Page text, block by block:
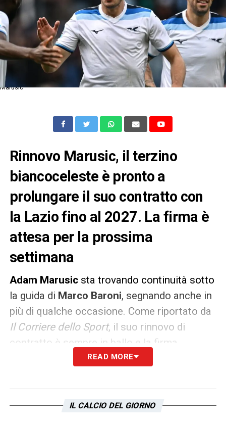
Marusic
Rinnovo Marusic, il terzino
biancoceleste è pronto a
prolungare il suo contratto con
la Lazio fino al 2027. La firma è
attesa per la prossima
settimana
Adam Marusicsta trovando continuità sotto
la guida di Marco Baroni, segnando anche in
più di qualche occasione. Come riportato da
Il Corriere dello Sport, il suo rinnovo di
contratto è sempre in ballo e la firma
dovrebbe arrivare dopo l’Udinese
con la società sulla base di un
READ MORE
IL CALCIO DEL GIORNO